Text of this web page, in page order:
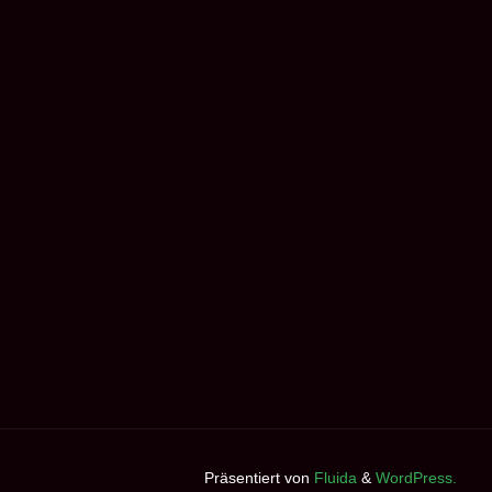
Präsentiert von Fluida & WordPress.